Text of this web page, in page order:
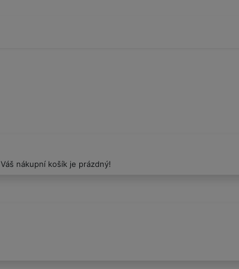
Váš nákupní košík je prázdný!